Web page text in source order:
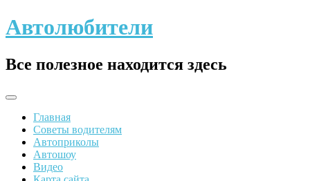
Skip
to
Автолюбители
Все полезное находится здесь
Главная
Советы водителям
Автоприколы
Автошоу
Видео